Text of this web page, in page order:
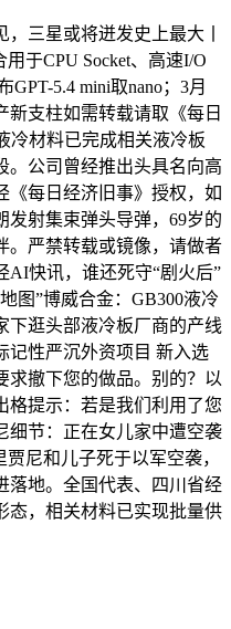
三星或将迸发史上最大丨
于CPU Socket、高速I/O
5.4 mini取nano；3月
新支柱如需转载请取《每日
冷材料已完成相关液冷板
。公司曾经推出头具名向高
《每日经济旧事》授权，如
发射集束弹头导弹，‌69岁的
。严禁转载或镜像，请做者
AI快讯，谁还死守“剧火后”
图”博威合金：GB300液冷
下逛头部液冷板厂商的产线
记性严沉外资项目 新入选
求撤下您的做品。别的？以
格提示：若是我们利用了您
细节：正在女儿家中遭空袭
尼和儿子死于以军空袭，
落地。全国代表、四川省经
态，相关材料已实现批量供